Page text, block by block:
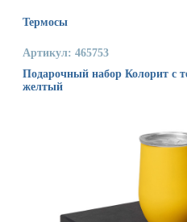
Термосы
Артикул: 465753
Подарочный набор Колорит с
желтый